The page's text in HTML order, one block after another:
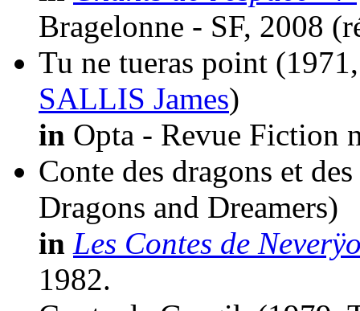
Bragelonne - SF, 2008 (
Tu ne tueras point
SALLIS James)
in Opta - Revue Fiction
Conte des dragons et
Dragons and Dreamers)
in Les Contes de
1982.